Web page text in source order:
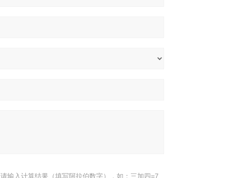
请输入计算结果（填写阿拉伯数字），如：三加四=7